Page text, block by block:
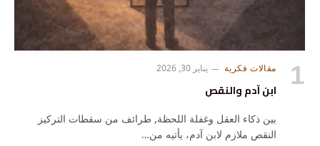
مقالات فكرية يناير 30, 2026
ابن آدم والنقص
بين ذكاء العقل وغفلة اللحظة, طرائف من سقطات التركيز
النقص ملازم لابن آدم، يأتيه من…